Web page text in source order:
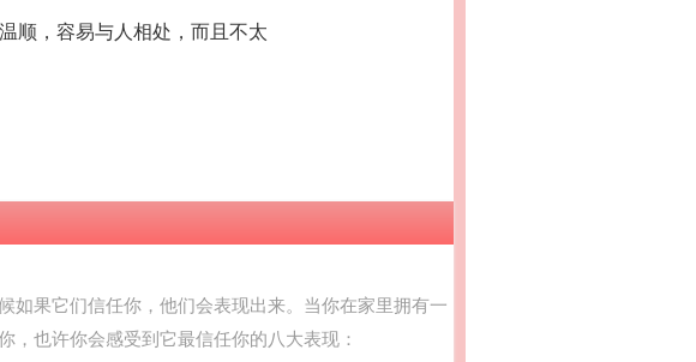
顺，容易与人相处，而且不太
如果它们信任你，他们会表现出来。当你在家里拥有一
也许你会感受到它最信任你的八大表现：